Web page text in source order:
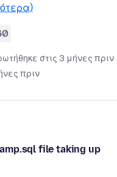
στις 3 μήνες πριν
πριν
file taking up